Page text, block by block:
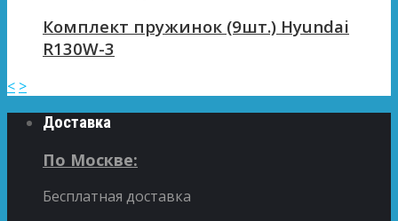
Комплект пружинок (9шт.) Hyundai
R130W-3
< >
Доставка
По Москве:
Бесплатная доставка